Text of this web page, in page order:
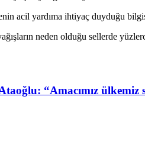
yardıma ihtiyaç duyduğu
neden olduğu sellerde
“Amacımız